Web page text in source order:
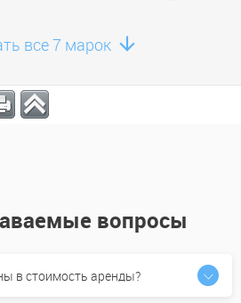
все 7 марок
вопросы
в стоимость аренды?